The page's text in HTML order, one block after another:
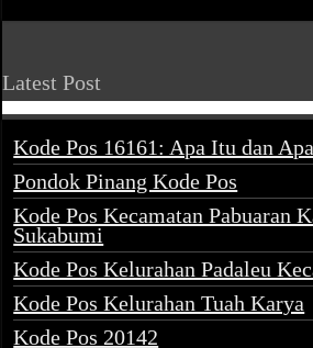
Latest Post
Kode Pos 16161: Apa Itu dan
Pondok Pinang Kode Pos
Kode Pos Kecamatan Pabuaran
Sukabumi
Kode Pos Kelurahan Padaleu
Kode Pos Kelurahan Tuah Karya
Kode Pos 20142